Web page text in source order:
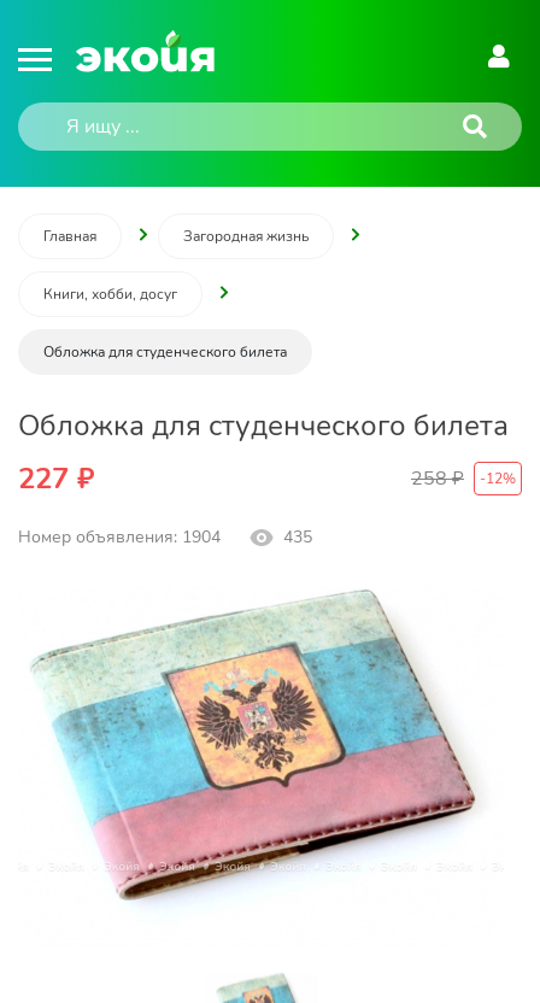
Главная Загородная жизнь
Книги, хобби, досуг
Обложка для студенческого билета
Обложка для студенческого билета
227 ₽
258 ₽ -12%
Номер объявления: 1904 435